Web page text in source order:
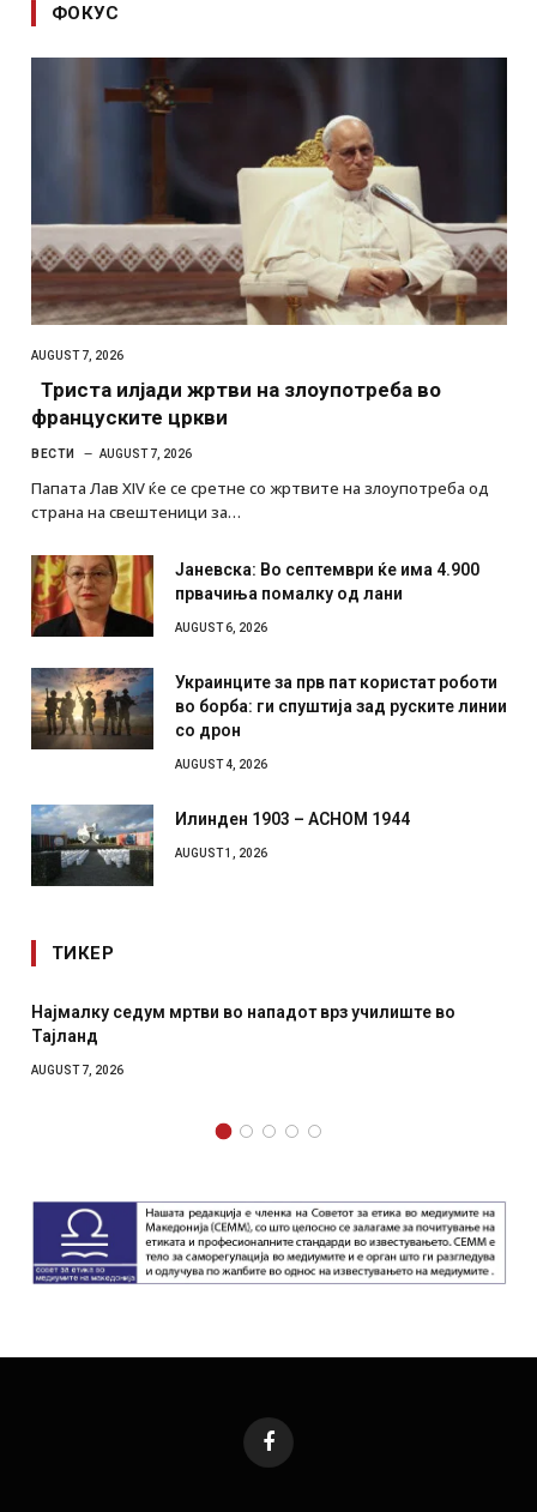
ФОКУС
AUGUST 7, 2026
Триста илјади жртви на злоупотреба во
француските цркви
ВЕСТИ AUGUST 7, 2026
Папата Лав XIV ќе се сретне со жртвите на злоупотреба од
страна на свештеници за…
Јаневска: Во септември ќе има 4.900
првачиња помалку од лани
AUGUST 6, 2026
Украинците за прв пат користат роботи
во борба: ги спуштија зад руските линии
со дрон
AUGUST 4, 2026
Илинден 1903 – АСНОМ 1944
AUGUST 1, 2026
ТИКЕР
мртви во нападот врз училиште во
СОЗИС:
Facebook